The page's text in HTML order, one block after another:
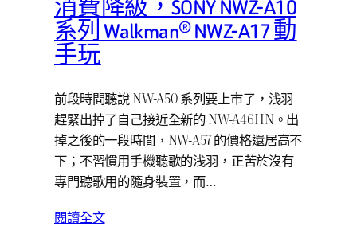
消費降級，SONY NWZ-A10
系列 Walkman® NWZ-A17 動
手玩
前段時間聽說 NW-A50 系列要上市了，浅羽
趕緊出掉了自己接近全新的 NW-A46HN。出
掉之後的一段時間，NW-A57 的價格還居高不
下；不習慣用手機聽歌的浅羽，正苦於沒有
專門聽歌用的隨身裝置，而…
閱讀全文